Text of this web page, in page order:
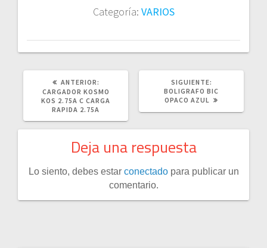
Categoría: VARIOS
ANTERIOR:
ANTERIOR:
CARGADOR KOSMO
KOS 2.75A C CARGA
RAPIDA 2.75A
SIGUIENTE:
POST:
BOLIGRAFO BIC
OPACO AZUL
Deja una respuesta
Lo siento, debes estar conectadopara publicar un
comentario.